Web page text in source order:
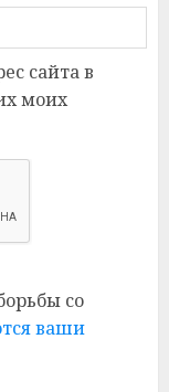
сайта в
моих
со
ваши